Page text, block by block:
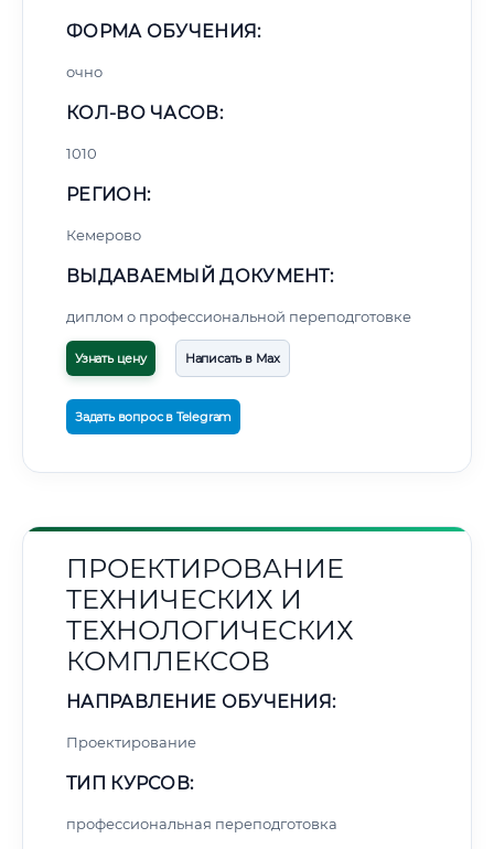
ФОРМА ОБУЧЕНИЯ:
очно
КОЛ-ВО ЧАСОВ:
1010
РЕГИОН:
Кемерово
ВЫДАВАЕМЫЙ ДОКУМЕНТ:
диплом о профессиональной переподготовке
Узнать цену Написать в Max
Задать вопрос в Telegram
ПРОЕКТИРОВАНИЕ
ТЕХНИЧЕСКИХ И
ТЕХНОЛОГИЧЕСКИХ
КОМПЛЕКСОВ
НАПРАВЛЕНИЕ ОБУЧЕНИЯ:
Проектирование
ТИП КУРСОВ:
профессиональная переподготовка